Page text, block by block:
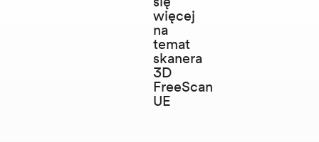
więcej
na
temat
skanera
3D
FreeScan
UE